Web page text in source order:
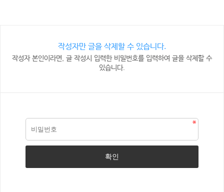
작성자만 글을 삭제할 수 있습니다.
작성자 본인이라면, 글 작성시 입력한 비밀번호를 입력하여 글을 삭제할 수
있습니다.